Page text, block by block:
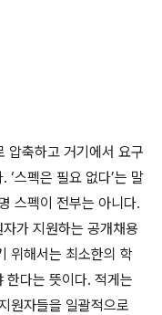
압축하고 거기에서 요구
. ‘스펙은 필요 없다’는 말
스펙이 전부는 아니다.
가 지원하는 공개채용
위해서는 최소한의 학
한다는 뜻이다. 적게는
원자들을 일괄적으로